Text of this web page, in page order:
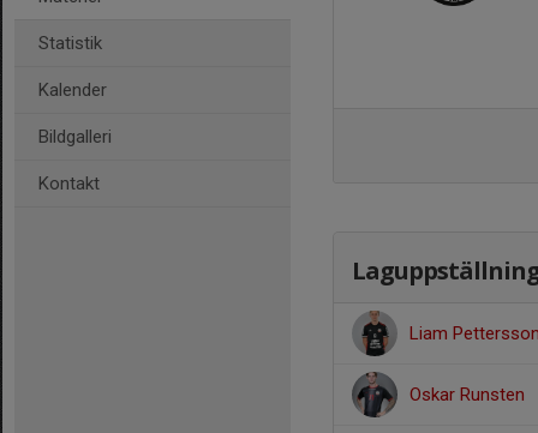
Statistik
Kalender
Bildgalleri
Kontakt
Liam
Oskar Runsten